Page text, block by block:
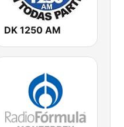
DK 1250 AM